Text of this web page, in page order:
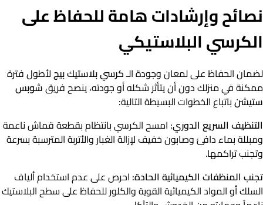
نصائح وإرشادات هامة للحفاظ على
الكرسي البلاستيكي
لضمان الحفاظ على لمعان وجودة الـكرسي بلاستيك بيجلأطول فترة
ممكنة في منزلك دون أن يتأثر شكله أو جودته، ينصح فريقشوبس
ستيشنباتباع الخطوات البسيطة التالية:
التنظيف السريع الدوري: امسح الكرسي بانتظام بقطعة قماش ناعمة
ومبللة بماء دافئ وصابون خفيف لإزالة الغبار والأتربة المترسبة بسرعة
وتجنب تراكمها.
تجنب المنظفات الكيميائية الحادة: احرص على عدم استخدام ألياف
السلك أو المواد الكيميائية القوية والكلور للحفاظ على سطح البلاستيك